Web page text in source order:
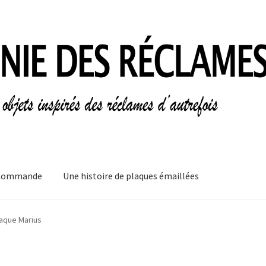
Une histoire de plaques émaillées
Informations légales
Marius